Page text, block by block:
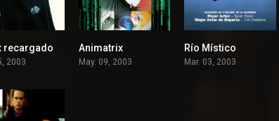
7.2
recargado
2003
Animatrix
May. 09, 2003
Río Místico
Mar. 03, 2003